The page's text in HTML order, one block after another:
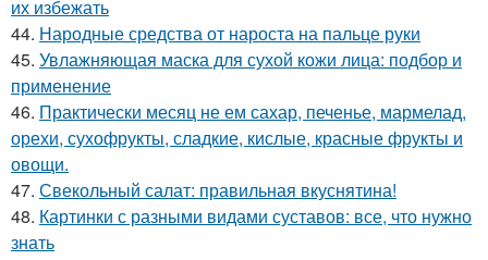
их избежать
44. Народные средства от нароста на пальце руки
45. Увлажняющая маска для сухой кожи лица: подбор и
применение
46. Практически месяц не ем сахар, печенье, мармелад,
орехи, сухофрукты, сладкие, кислые, красные фрукты и
овощи.
47. Свекольный салат: правильная вкуснятина!
48. Картинки с разными видами суставов: все, что нужно
знать